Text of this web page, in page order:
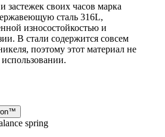
застежек своих часов марка
сталь 316L,
износостойкостью и
В стали содержится совсем
поэтому этот материал не